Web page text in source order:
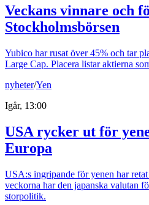
Veckans vinnare och
Stockholmsbörsen
Yubico har rusat över 45% och tar
Large Cap. Placera listar aktierna
nyheter/Yen
Igår, 13:00
USA rycker ut för
Europa
USA:s ingripande för yenen har
veckorna har den japanska valutan
storpolitik.